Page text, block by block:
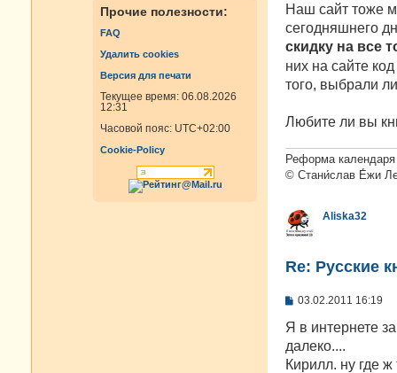
Прочие полезности:
FAQ
Удалить cookies
Версия для печати
Текущее время: 06.08.2026
12:31
Часовой пояс: UTC+02:00
Cookie-Policy
Наш сайт тоже
сегодняшнего
скидку на все
них на сайте
того, выбрали
Любите ли вы
Реформа
© Стани́слав Е́жи
Aliska32
Re: Русские
С
о
щ
е
03.02.2011 16:19
Я в интернете
далеко....
Кирилл. ну где